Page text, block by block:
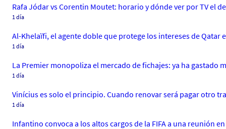
Rafa Jódar vs Corentin Moutet: horario y dónde ver por TV el
1 día
Al-Khelaïfi, el agente doble que protege los intereses de Qatar
1 día
La Premier monopoliza el mercado de fichajes: ya ha gastado
1 día
Vinícius es solo el principio. Cuando renovar será pagar otro
1 día
Infantino convoca a los altos cargos de la FIFA a una reunión